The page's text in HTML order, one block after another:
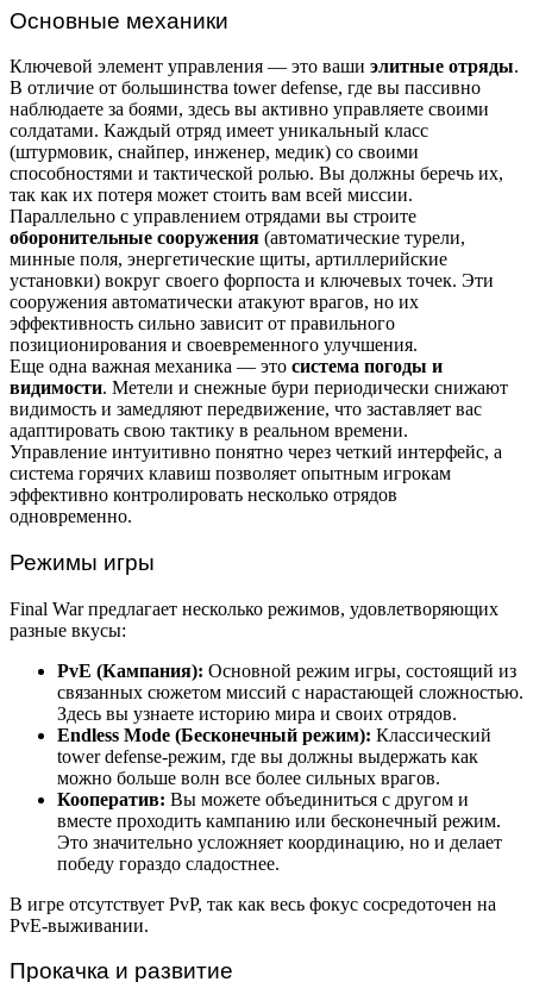
Основные механики
Ключевой элемент управления — это ваши элитные отряды.
В отличие от большинства tower defense, где вы пассивно
наблюдаете за боями, здесь вы активно управляете своими
солдатами. Каждый отряд имеет уникальный класс
(штурмовик, снайпер, инженер, медик) со своими
способностями и тактической ролью. Вы должны беречь их,
так как их потеря может стоить вам всей миссии.
Параллельно с управлением отрядами вы строите
оборонительные сооружения (автоматические турели,
минные поля, энергетические щиты, артиллерийские
установки) вокруг своего форпоста и ключевых точек. Эти
сооружения автоматически атакуют врагов, но их
эффективность сильно зависит от правильного
позиционирования и своевременного улучшения.
Еще одна важная механика — это система погоды и
видимости. Метели и снежные бури периодически снижают
видимость и замедляют передвижение, что заставляет вас
адаптировать свою тактику в реальном времени.
Управление интуитивно понятно через четкий интерфейс, а
система горячих клавиш позволяет опытным игрокам
эффективно контролировать несколько отрядов
одновременно.
Режимы игры
Final War предлагает несколько режимов, удовлетворяющих
разные вкусы:
PvE (Кампания): Основной режим игры, состоящий из
связанных сюжетом миссий с нарастающей сложностью.
Здесь вы узнаете историю мира и своих отрядов.
Endless Mode (Бесконечный режим): Классический
tower defense-режим, где вы должны выдержать как
можно больше волн все более сильных врагов.
Кооператив: Вы можете объединиться с другом и
вместе проходить кампанию или бесконечный режим.
Это значительно усложняет координацию, но и делает
победу гораздо сладостнее.
В игре отсутствует PvP, так как весь фокус сосредоточен на
PvE-выживании.
Прокачка и развитие